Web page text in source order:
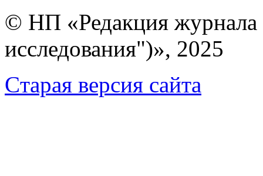
© НП «Редакция
исследования")», 2025
Cтарая версия сайта